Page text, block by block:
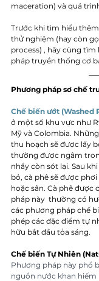
maceration) và quá
Trước khi tìm hiểu
thử nghiệm (hay còn
process) , hãy cùng tìm
pháp truyền thống cơ
Phương pháp sơ chế
Chế biến ướt (Washed
ở một số khu vực như
Mỹ và Colombia.
thu hoạch sẽ được lấy
thường được ngâm
nhầy còn sót lại. Sau
bỏ, cà phê sẽ được
hoặc sân. Cà phê được
pháp này  thường có
các phương pháp chế
phép các đặc điểm tự
hữu bắt đầu tỏa sáng.
Chế biến Tự Nhiên
Phương pháp này phổ
nguồn nước khan hiếm